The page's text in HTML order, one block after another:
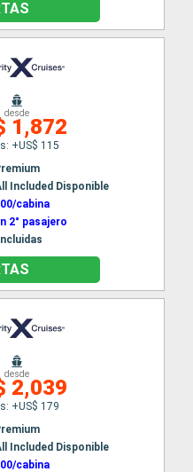
desde
1,872
+US$ 115
Included Disponible
cabina
2° pasajero
desde
2,039
+US$ 179
Included Disponible
cabina